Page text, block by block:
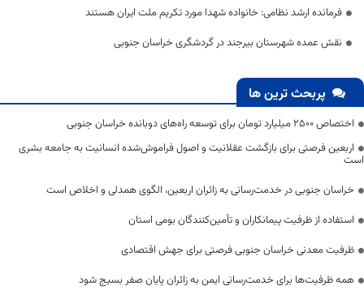
فرمانده ارشد نظامی: خانواده شهدا مورد تکریم ملت ایران هستند
نقش عمده شهرستان بیرجند در گردشگری خراسان جنوبی
پربحث ترین ها
اختصاص 2500 میلیارد تومان برای توسعه راه‌های دوبانده خراسان جنوبی
اربعین فرصتی برای بازگشت عقلانیت و اصول فراموش‌شده انسانیت به جامعه بشری
است
خراسان جنوبی در خدمت‌رسانی به زائران اربعین، الگوی همدلی و اخلاص است
استفاده از ظرفیت پیمانکاران و تأمین‌کنندگان بومی استان
ظرفیت معدنی خراسان جنوبی فرصتی برای جهش اقتصادی
همه ظرفیت‌ها برای خدمت‌رسانی ایمن به زائران پایان صفر بسیج شود